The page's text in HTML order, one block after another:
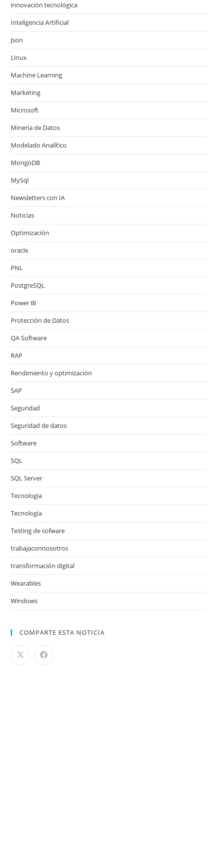
innovación tecnológica
Inteligencia Artificial
Json
Linux
Machine Learning
Marketing
Microsoft
Mineria de Datos
Modelado Analítico
MongoDB
MySql
Newsletters con IA
Noticias
Optimización
oracle
PNL
PostgreSQL
Power BI
Protección de Datos
QA Software
RAP
Rendimiento y optimización
SAP
Seguridad
Seguridad de datos
Software
SQL
SQL Server
Tecnologia
Tecnología
Testing de sofware
trabajaconnosotros
transformación digital
Wearables
Windows
COMPARTE ESTA NOTICIA